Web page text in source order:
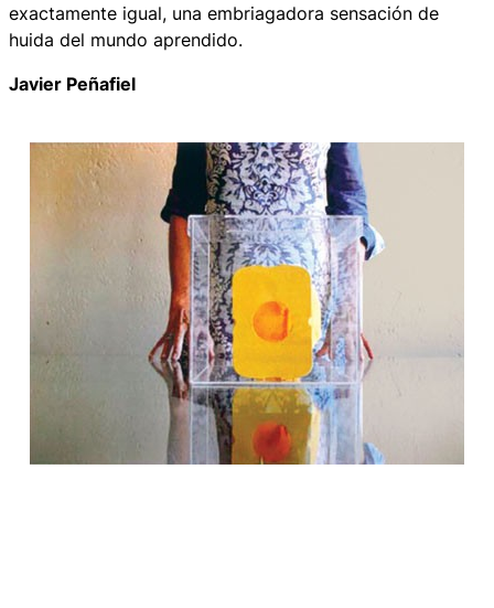
exactamente igual, una embriagadora sensación de
huida del mundo aprendido.
Javier Peñafiel